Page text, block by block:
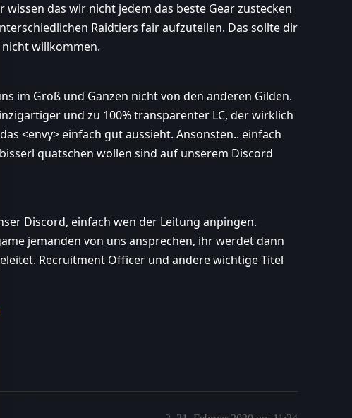
das wir nicht jedem das beste Gear zustecken
Raidtiers fair aufzuteilen. Das sollte dir
nicht willkommen.
im Groß und Ganzen nicht von den anderen Gilden.
und zu 100% transparenter LC, der wirklich
<envy> einfach gut aussieht. Ansonsten.. einfach
quatschen wollen sind auf unserem Discord
Discord, einfach wen der Leitung anpingen.
jemanden von uns ansprechen, ihr werdet dann
Recruitment Officer und andere wichtige Titel